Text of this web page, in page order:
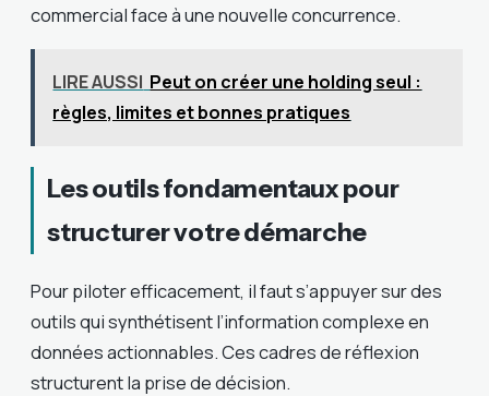
commercial face à une nouvelle concurrence.
LIRE AUSSI Peut on créer une holding seul :
règles, limites et bonnes pratiques
Les outils fondamentaux pour
structurer votre démarche
Pour piloter efficacement, il faut s’appuyer sur des
outils qui synthétisent l’information complexe en
données actionnables. Ces cadres de réflexion
structurent la prise de décision.